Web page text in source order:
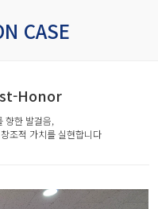
CASE
Honor
향한 발걸음,
조적 가치를 실현합니다